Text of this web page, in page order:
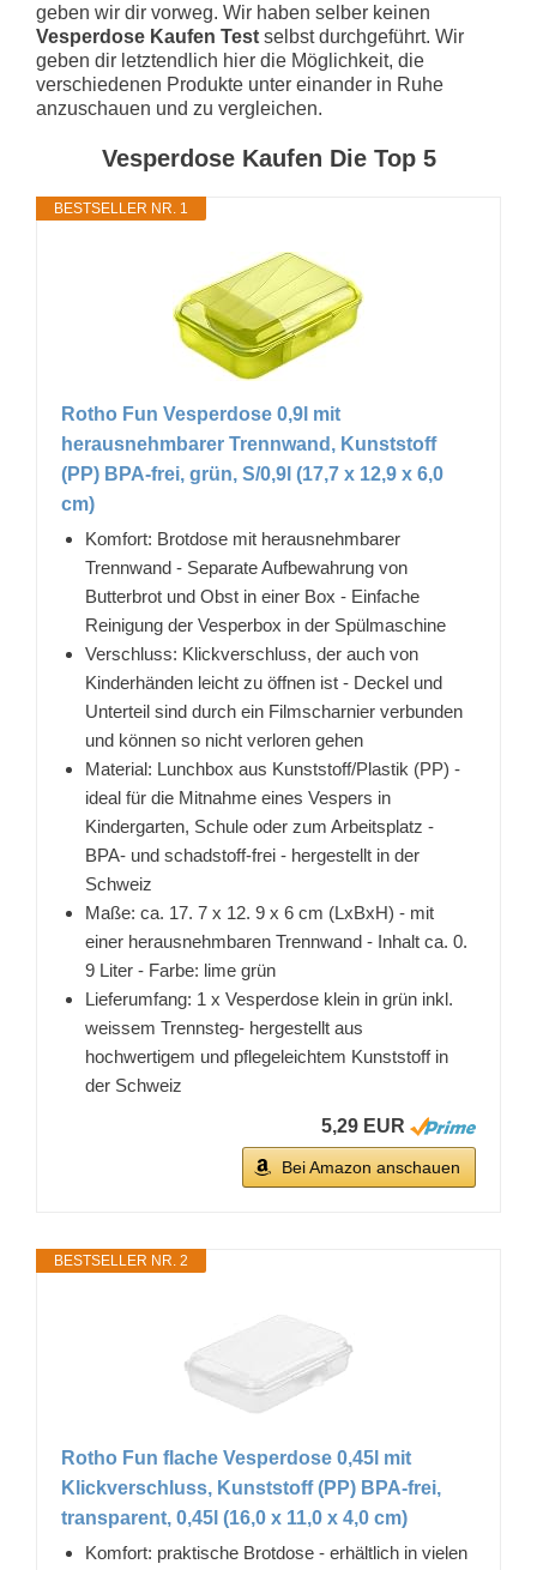
geben wir dir vorweg. Wir haben selber keinen
Vesperdose Kaufen Test selbst durchgeführt. Wir
geben dir letztendlich hier die Möglichkeit, die
verschiedenen Produkte unter einander in Ruhe
anzuschauen und zu vergleichen.
Vesperdose Kaufen Die Top 5
BESTSELLER NR. 1
Rotho Fun Vesperdose 0,9l mit
herausnehmbarer Trennwand, Kunststoff
(PP) BPA-frei, grün, S/0,9l (17,7 x 12,9 x 6,0
cm)
Komfort: Brotdose mit herausnehmbarer
Trennwand - Separate Aufbewahrung von
Butterbrot und Obst in einer Box - Einfache
Reinigung der Vesperbox in der Spülmaschine
Verschluss: Klickverschluss, der auch von
Kinderhänden leicht zu öffnen ist - Deckel und
Unterteil sind durch ein Filmscharnier verbunden
und können so nicht verloren gehen
Material: Lunchbox aus Kunststoff/Plastik (PP) -
ideal für die Mitnahme eines Vespers in
Kindergarten, Schule oder zum Arbeitsplatz -
BPA- und schadstoff-frei - hergestellt in der
Schweiz
Maße: ca. 17. 7 x 12. 9 x 6 cm (LxBxH) - mit
einer herausnehmbaren Trennwand - Inhalt ca. 0.
9 Liter - Farbe: lime grün
Lieferumfang: 1 x Vesperdose klein in grün inkl.
weissem Trennsteg- hergestellt aus
hochwertigem und pflegeleichtem Kunststoff in
der Schweiz
5,29 EUR
Bei Amazon anschauen
BESTSELLER NR. 2
Rotho Fun flache Vesperdose 0,45l mit
Klickverschluss, Kunststoff (PP) BPA-frei,
transparent, 0,45l (16,0 x 11,0 x 4,0 cm)
Komfort: praktische Brotdose - erhältlich in vielen